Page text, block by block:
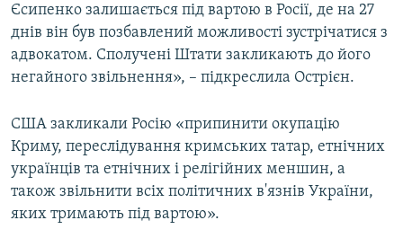
Єсипенко залишається під вартою в Росії, де на 27
днів він був позбавлений можливості зустрічатися з
адвокатом. Сполучені Штати закликають до його
негайного звільнення», – підкреслила Острієн.
США закликали Росію «припинити окупацію
Криму, переслідування кримських татар, етнічних
українців та етнічних і релігійних меншин, а
також звільнити всіх політичних в'язнів України,
яких тримають під вартою».